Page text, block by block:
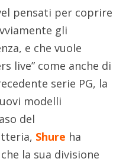
pensati per coprire
gli
e che vuole
live” come anche di
serie PG, la
modelli
del
Shure ha
la sua divisione